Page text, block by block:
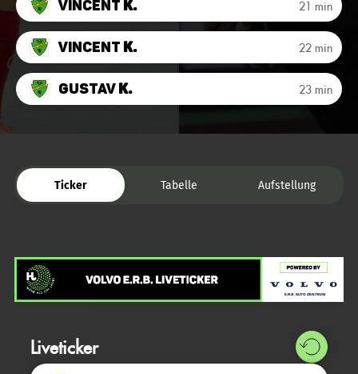
Vincent K. 21 min
Vincent K. 22 min
GustavK. 23 min
Ticker Tabelle Aufstellung
Liveticker